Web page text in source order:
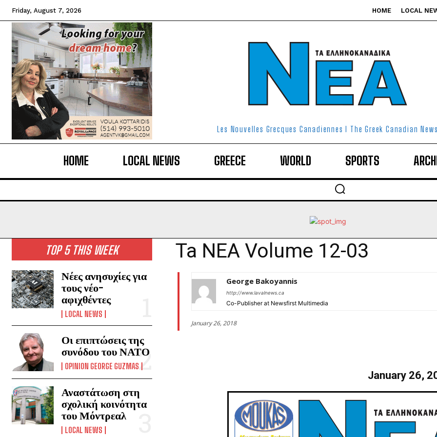
Friday, August 7, 2026 HOME LOCAL
Les Nouvelles Grecques Canadiennes I The Greek Canadian
HOME LOCAL NEWS GREECE WORLD SPORTS
TOP 5 THIS WEEK
Νέες ανησυχίες για
τους νέο-
αφιχθέντες
LOCAL NEWS
Οι επιπτώσεις της
συνόδου του ΝΑΤΟ
OPINION GEORGE GUZMAS
Αναστάτωση στη
σχολική κοινότητα
του Μόντρεαλ
LOCAL NEWS
Ta NEA Volume 12-03
George Bakoyannis
http://www.lavalnews.ca
Co-Publisher at Newsfirst Multimedia
January 26, 2018
January 26,